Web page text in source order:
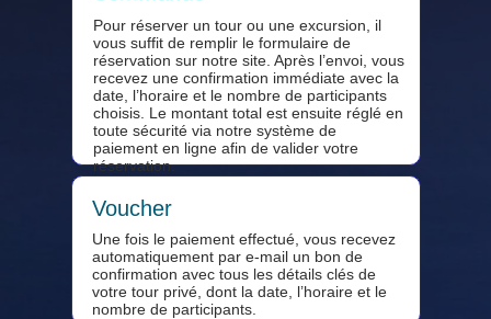
Pour réserver un tour ou une excursion, il
vous suffit de remplir le formulaire de
réservation sur notre site. Après l’envoi, vous
recevez une confirmation immédiate avec la
date, l’horaire et le nombre de participants
choisis. Le montant total est ensuite réglé en
toute sécurité via notre système de
paiement en ligne afin de valider votre
réservation.
Voucher
Une fois le paiement effectué, vous recevez
automatiquement par e-mail un bon de
confirmation avec tous les détails clés de
votre tour privé, dont la date, l’horaire et le
nombre de participants.